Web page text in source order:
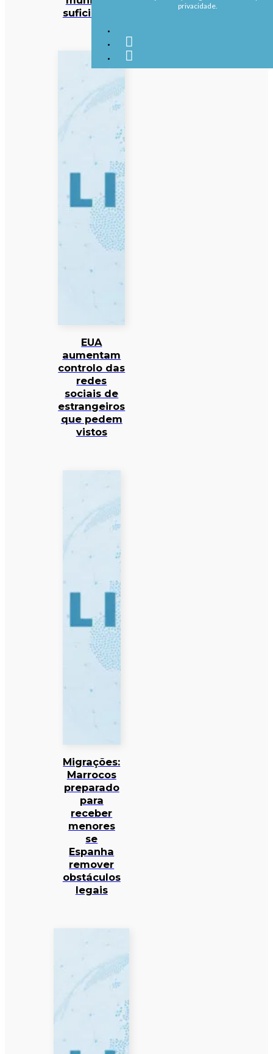
suficientes
EUA
aumentam
controlo das
redes
sociais de
estrangeiros
que pedem
vistos
Migrações:
Marrocos
preparado
para
receber
menores
se
Espanha
remover
obstáculos
legais
privacidade.